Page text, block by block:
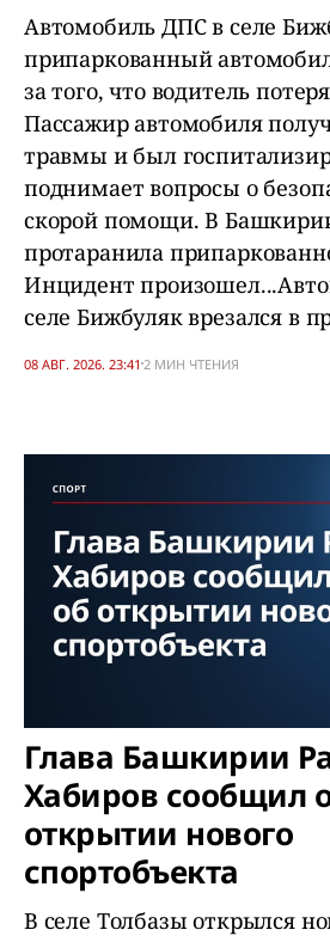
Автомобиль ДПС в селе
припаркованный
за того, что водитель
Пассажир автомобиля
травмы и был
поднимает вопросы о
скорой помощи. В
протаранила
Инцидент
селе Бижбуляк врезался в
08 АВГ. 2026. 23:41 2 МИН ЧТЕНИЯ
Глава Башкирии
Хабиров сообщил
открытии нового
спортобъекта
В селе Толбазы открылся